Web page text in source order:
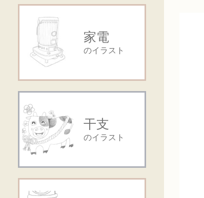
家電
のイラスト
干支
のイラスト